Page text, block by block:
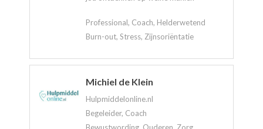
Professional, Coach, Helderwetend
Burn-out, Stress, Zijnsoriëntatie
Michiel de Klein
Hulpmiddelonline.nl
Begeleider, Coach